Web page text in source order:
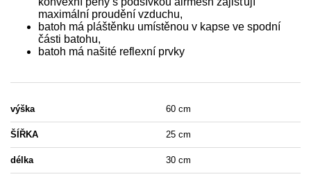
maximální proudění vzduchu,
batoh má pláštěnku umístěnou v kapse ve spodní
části batohu,
batoh má našité reflexní prvky
výška 60 cm
ŠÍŘKA 25 cm
délka 30 cm